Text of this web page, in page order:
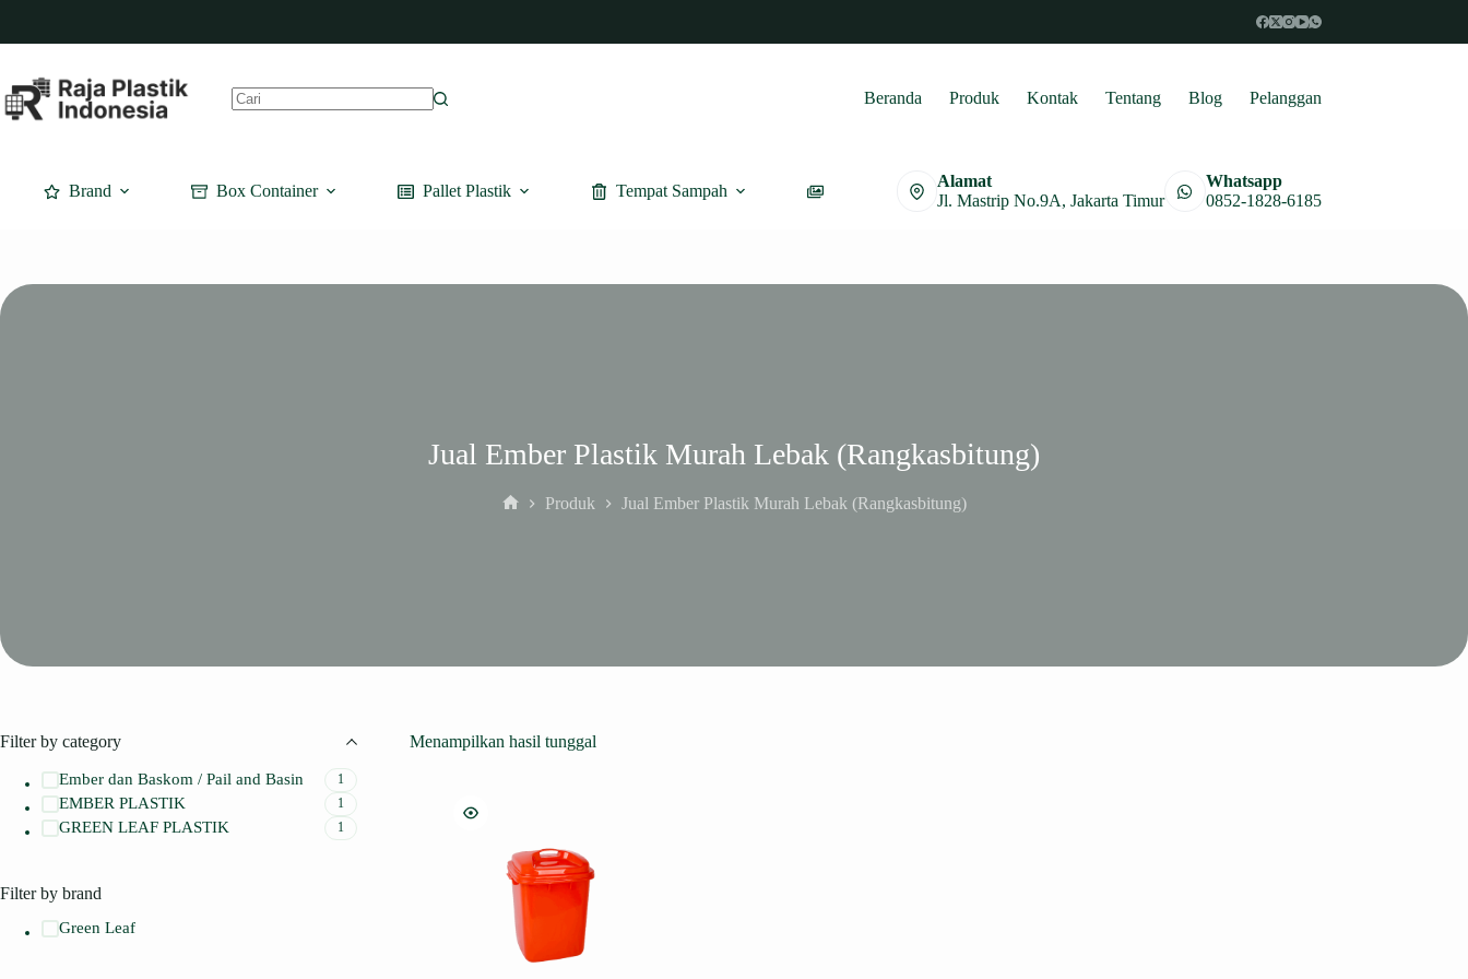
content
Beranda Produk Kontak Tentang Blog Pelanggan
Brand Box Container Pallet Plastik Tempat Sampah
Alamat
Jl. Mastrip No.9A, Jakarta Timur
Whatsapp
0852-1828-6185
Jual Ember Plastik Murah Lebak (Rangkasbitung)
Produk Jual Ember Plastik Murah Lebak (Rangkasbitung)
Menampilkan hasil tunggal
Filter by category
Ember dan Baskom / Pail and Basin 1
EMBER PLASTIK 1
GREEN LEAF PLASTIK 1
Filter by brand
Green Leaf